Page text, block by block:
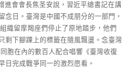
進會會長焦圣安說，習近平總書記在講
念日。臺灣是中國不成朋分的一部門，
織留摩羯座們停止了原地踏步，他們
剩下腳踝上的標籤在隨風飄盪。念臺灣
胞在內的數百人配合唱響《臺灣收復
日完成戰爭同一的激烈愿看。